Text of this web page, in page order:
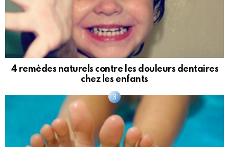
4 remèdes naturels contre les douleurs dentaires
chez les enfants